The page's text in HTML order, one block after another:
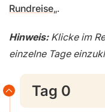
Rundreise„.
Hinweis: Klicke im
einzelne Tage
Tag 0